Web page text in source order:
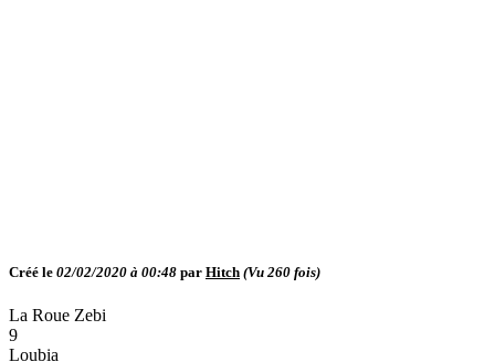
Créé le 02/02/2020 à 00:48 par Hitch (Vu 260 fois)
La Roue Zebi
9
Loubia